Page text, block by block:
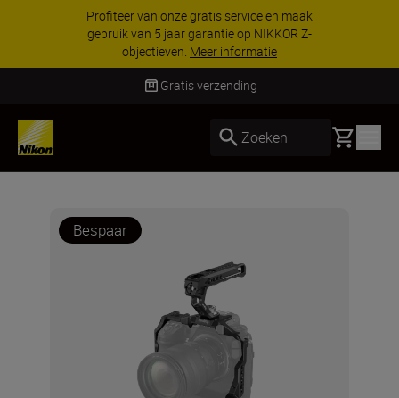
KORTING OP ACCESSOIRES | Bespaar 15% op
geselecteerde accessoires, maak je kit vandaag
nog compleetKoop nu
Gratis verzending
Zoeken Basket
Bespaar